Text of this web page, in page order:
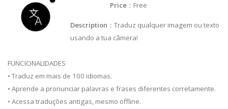
Price ：Free
Description ：Traduz qualquer imagem ou texto
usando a tua câmera!
FUNCIONALIDADES
• Traduz em mais de 100 idiomas.
• Aprende a pronunciar palavras e frases diferentes corretamente.
• Acessa traduções antigas, mesmo offline.